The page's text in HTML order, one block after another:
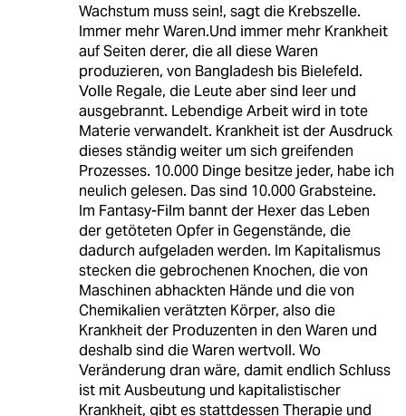
Wachstum muss sein!, sagt die Krebszelle.
Immer mehr Waren.Und immer mehr Krankheit
auf Seiten derer, die all diese Waren
produzieren, von Bangladesh bis Bielefeld.
Volle Regale, die Leute aber sind leer und
ausgebrannt. Lebendige Arbeit wird in tote
Materie verwandelt. Krankheit ist der Ausdruck
dieses ständig weiter um sich greifenden
Prozesses. 10.000 Dinge besitze jeder, habe ich
neulich gelesen. Das sind 10.000 Grabsteine.
Im Fantasy-Film bannt der Hexer das Leben
der getöteten Opfer in Gegenstände, die
dadurch aufgeladen werden. Im Kapitalismus
stecken die gebrochenen Knochen, die von
Maschinen abhackten Hände und die von
Chemikalien verätzten Körper, also die
Krankheit der Produzenten in den Waren und
deshalb sind die Waren wertvoll. Wo
Veränderung dran wäre, damit endlich Schluss
ist mit Ausbeutung und kapitalistischer
Krankheit, gibt es stattdessen Therapie und